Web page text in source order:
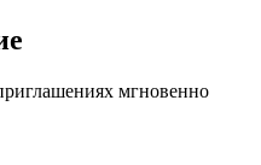
мгновенно